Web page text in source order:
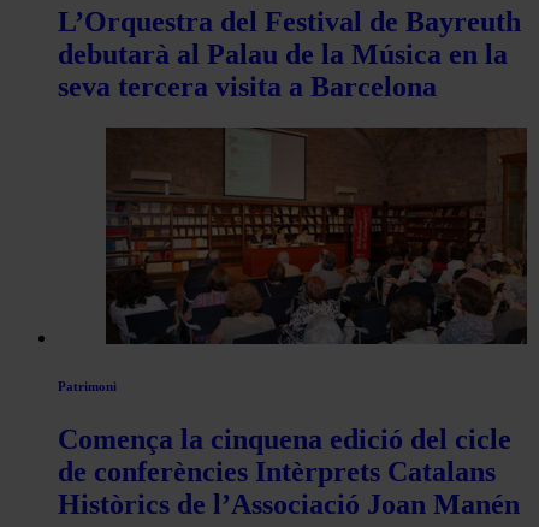
L’Orquestra del Festival de Bayreuth
debutarà al Palau de la Música en la
seva tercera visita a Barcelona
Patrimoni
Comença la cinquena edició del cicle
de conferències Intèrprets Catalans
Històrics de l’Associació Joan Manén